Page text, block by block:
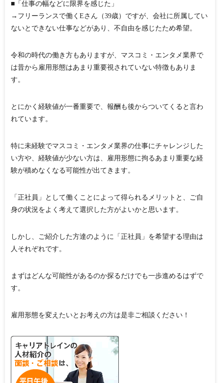
■「仕事の幅などに限界を感じた」
→フリーランスで働くEさん（39歳）ですが、会社に所属してい
ないとできない仕事などがあり、不自由を感じたため希望。
令和の時代の働き方もありますが、マスコミ・エンタメ業界で
は昔から雇用形態はあまり重要視されていない特徴もありま
す。
とにかく経験値が一番重要で、報酬も後からついてくると言わ
れています。
特に未経験でマスコミ・エンタメ業界の仕事にチャレンジした
い方や、経験値が少ない方は、雇用形態に拘るあまり重要な経
験が積めなくなる可能性が出てきます。
「正社員」として働くことによって得られるメリットと、ご自
身の状況をよく考えて選択した方がよいかと思います。
しかし、ご紹介した方達のように「正社員」を希望する理由は
人それぞれです。
まずはどんな可能性があるのか探るだけでも一歩進めるはずで
す。
雇用形態を変えたいとお考えの方は是非ご相談ください！